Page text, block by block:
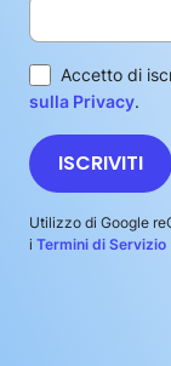
Accetto di
sulla Privacy.
ISCRIVITI
Utilizzo di Google
i Termini di Servizio